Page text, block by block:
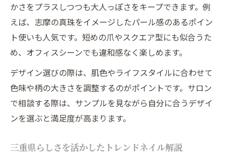
三重県で理想のチェックネイルを探すコツ
チェックネイルのデザイン選びで差がつくポイ
ント
チェックネイルで差がつくデザイン選びの
秘訣
三重県流ネイルデザインで見せる個性
ネイルのチェック柄が映える選び方とコツ
大人チェックネイルのデザイン比較ポイン
ト
かさをプラスしつつも大人っぽさをキープできます。例
えば、志摩の真珠をイメージしたパール感のあるポイン
ト使いも人気です。短めの爪やスクエア型にも似合うた
め、オフィスシーンでも違和感なく楽しめます。
デザイン選びの際は、肌色やライフスタイルに合わせて
色味や柄の大きさを調整するのがポイントです。サロン
で相談する際は、サンプルを見ながら自分に合うデザイ
ンを選ぶと満足度が高まります。
三重県らしさを活かしたトレンドネイル解説